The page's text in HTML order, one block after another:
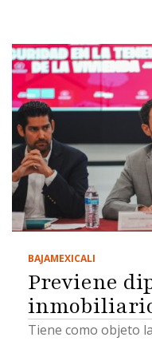
BAJAMEXICALI
Previene
Tiene como objeto